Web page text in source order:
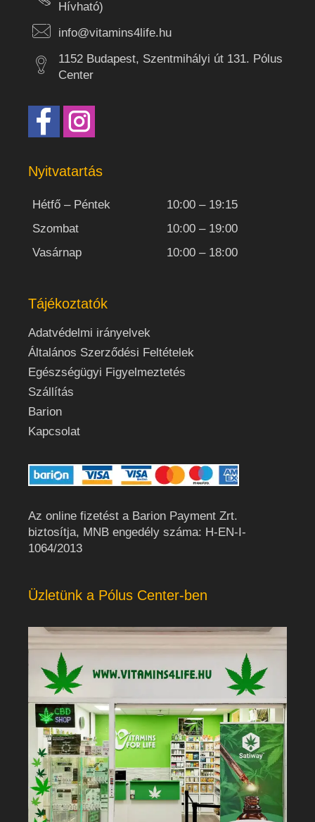
Hívható)
info@vitamins4life.hu
1152 Budapest, Szentmihályi út 131. Pólus
Center
Nyitvatartás
Hétfő – Péntek
10:00 – 19:15
Szombat
10:00 – 19:00
Vasárnap
10:00 – 18:00
Tájékoztatók
Adatvédelmi irányelvek
Általános Szerződési Feltételek
Egészségügyi Figyelmeztetés
Szállítás
Barion
Kapcsolat
Az online fizetést a Barion Payment Zrt.
biztosítja, MNB engedély száma: H-EN-I-
1064/2013
Üzletünk a Pólus Center-ben